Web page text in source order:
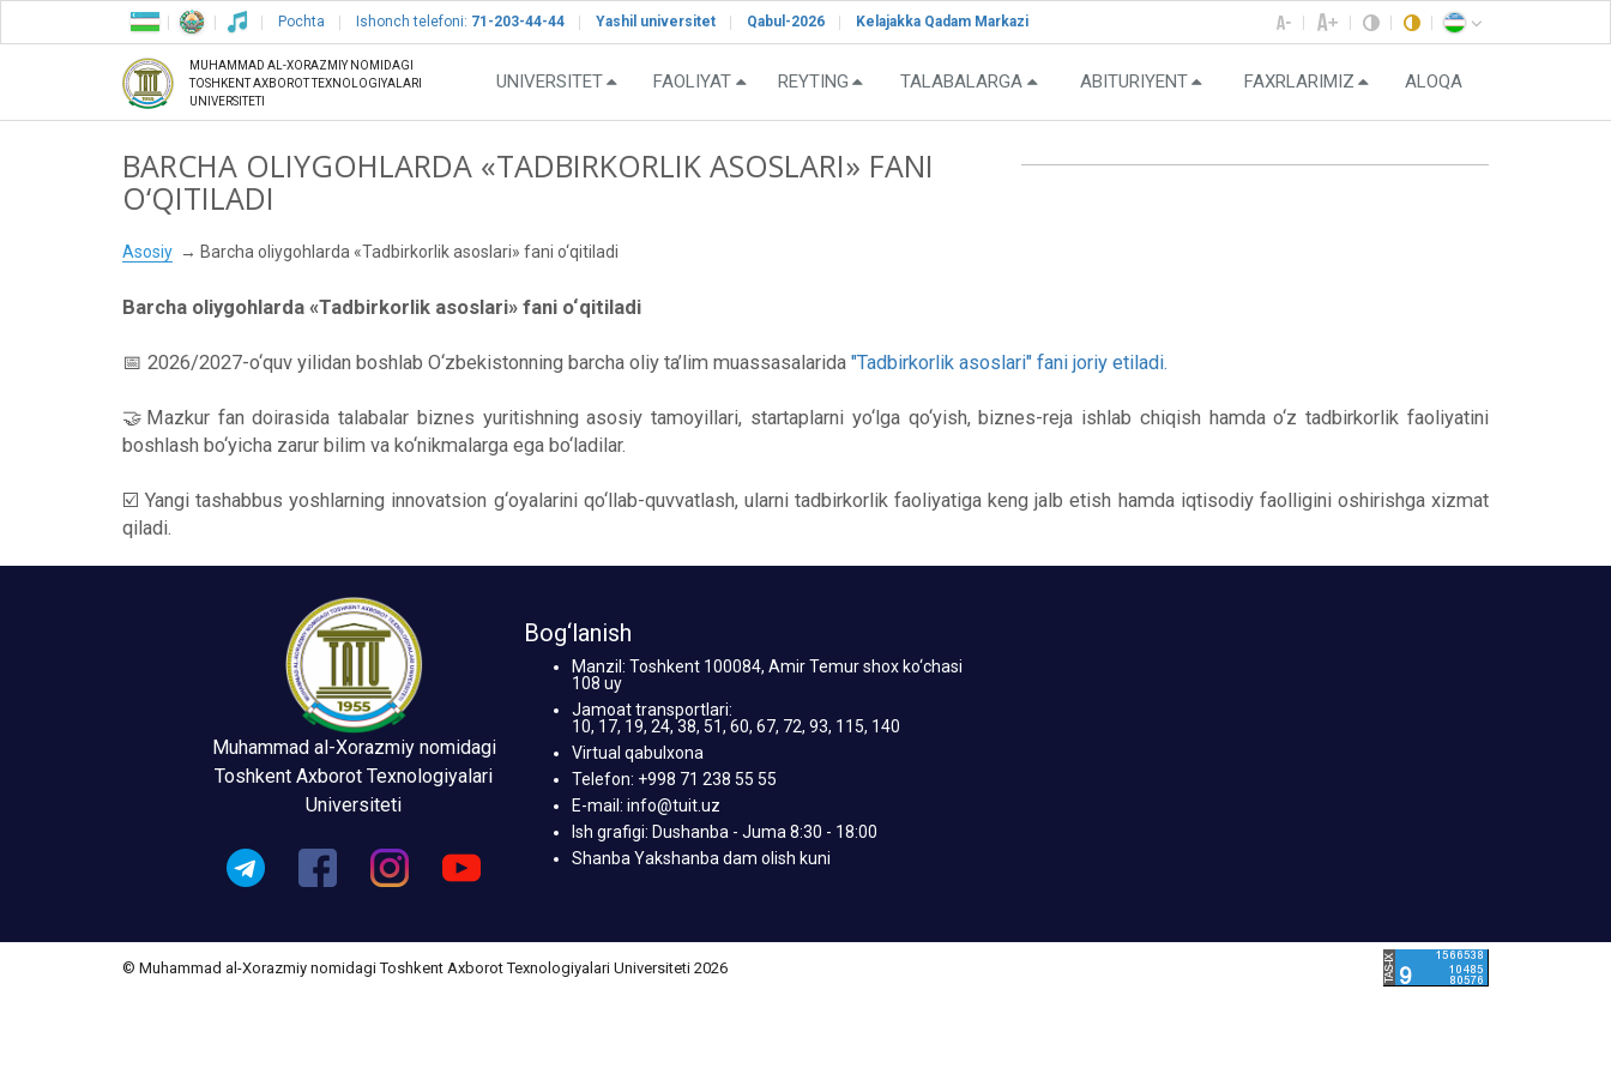
Pochta Ishonch telefoni: 71-203-44-44 Yashil universitet Qabul-2026 Kelajakka Qadam Markazi
MUHAMMAD AL-XORAZMIY NOMIDAGI
TOSHKENT AXBOROT TEXNOLOGIYALARI
UNIVERSITETI
UNIVERSITET FAOLIYAT REYTING TALABALARGA ABITURIYENT FAXRLARIMIZ ALOQA
BARCHA OLIYGOHLARDA «TADBIRKORLIK ASOSLARI» FANI
O‘QITILADI
Asosiy Barcha oliygohlarda «Tadbirkorlik asoslari» fani o‘qitiladi
Barcha oliygohlarda «Tadbirkorlik asoslari» fani o‘qitiladi
📅 2026/2027-o‘quv yilidan boshlab O‘zbekistonning barcha oliy ta’lim muassasalarida "Tadbirkorlik asoslari" fani joriy etiladi.
🤝Mazkur fan doirasida talabalar biznes yuritishning asosiy tamoyillari, startaplarni yo‘lga qo‘yish, biznes-reja ishlab chiqish hamda o‘z tadbirkorlik faoliyatini
boshlash bo‘yicha zarur bilim va ko‘nikmalarga ega bo‘ladilar.
☑️ Yangi tashabbus yoshlarning innovatsion g‘oyalarini qo‘llab-quvvatlash, ularni tadbirkorlik faoliyatiga keng jalb etish hamda iqtisodiy faolligini oshirishga xizmat
qiladi.
Muhammad al-Xorazmiy nomidagi
Toshkent Axborot Texnologiyalari
Universiteti
Bog‘lanish
Manzil: Toshkent 100084, Amir Temur shox ko‘chasi
108 uy
Jamoat transportlari:
10, 17, 19, 24, 38, 51, 60, 67, 72, 93, 115, 140
Virtual qabulxona
Telefon: +998 71 238 55 55
E-mail: info@tuit.uz
Ish grafigi: Dushanba - Juma 8:30 - 18:00
Shanba Yakshanba dam olish kuni
© Muhammad al-Xorazmiy nomidagi Toshkent Axborot Texnologiyalari Universiteti 2026